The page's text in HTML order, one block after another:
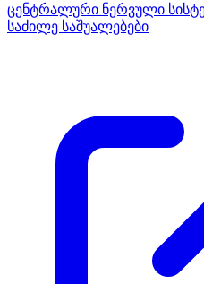
ცენტრალური ნერვული
საძილე საშუალებები